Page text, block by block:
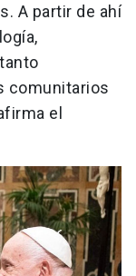
A partir de ahí
comunitarios
el